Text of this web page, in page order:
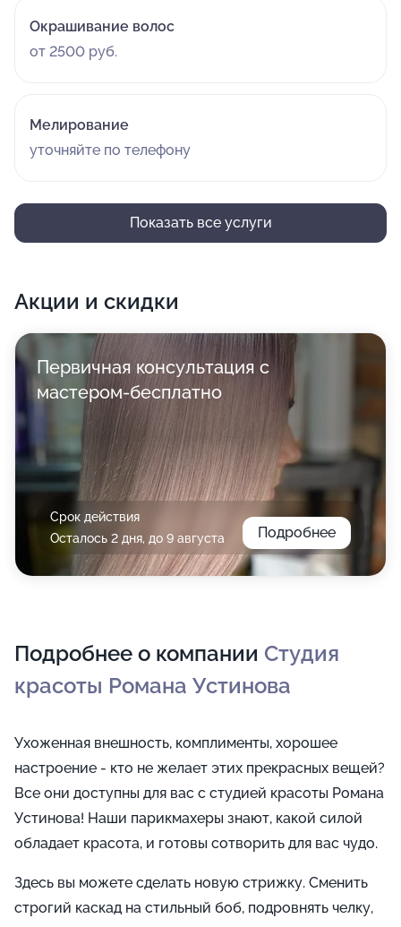
Окрашивание волос
от 2500 руб.
Мелирование
уточняйте по телефону
Показать все услуги
Акции и скидки
Первичная консультация с
мастером-бесплатно
Срок действия
Осталось 2 дня, до 9 августа
Подробнее
Подробнее о компании Студия
красоты Романа Устинова
Ухоженная внешность, комплименты, хорошее
настроение - кто не желает этих прекрасных вещей?
Все они доступны для вас с студией красоты Романа
Устинова! Наши парикмахеры знают, какой силой
обладает красота, и готовы сотворить для вас чудо.
Здесь вы можете сделать новую стрижку. Сменить
строгий каскад на стильный боб, подровнять челку,